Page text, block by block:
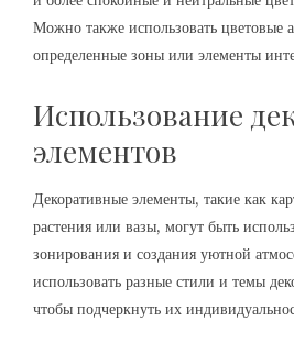
Можно также использовать цветовые
определенные зоны или элементы
Использование
элементов
Декоративные элементы, такие как
растения или вазы, могут быть
зонирования и создания уютной
использовать разные стили и темы
чтобы подчеркнуть их